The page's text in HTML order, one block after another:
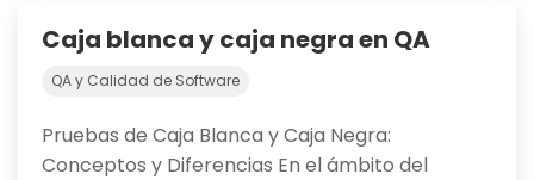
Caja blanca y caja negra en QA
QA y Calidad de Software
Pruebas de Caja Blanca y Caja Negra:
Conceptos y Diferencias En el ámbito del